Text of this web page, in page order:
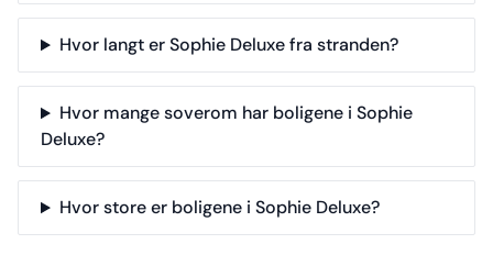
Hvor langt er Sophie Deluxe fra stranden?
Hvor mange soverom har boligene i Sophie
Deluxe?
Hvor store er boligene i Sophie Deluxe?